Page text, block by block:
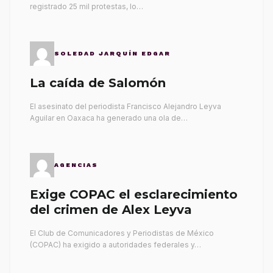
registrado 25 mil protestas, lo…
SOLEDAD JARQUÍN EDGAR
La caída de Salomón
El asesinato del periodista Francisco Alejandro Leyva
Aguilar en Oaxaca ha generado una ola de…
AGENCIAS
Exige COPAC el esclarecimiento
del crimen de Alex Leyva
El Club de Comunicadores y Periodistas de México
(COPAC) ha exigido a autoridades federales y…